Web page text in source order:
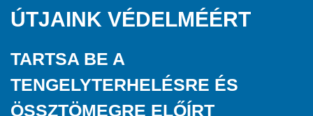
ÚTJAINK VÉDELMÉÉRT
TARTSA BE A
TENGELYTERHELÉSRE ÉS
ÖSSZTÖMEGRE ELŐÍRT